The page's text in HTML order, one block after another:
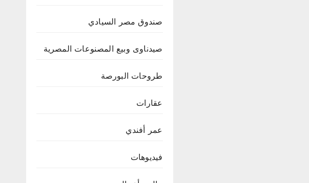
صندوق مصر السيادي
صيدناوى وبيع المصنوعات المصرية
طروحات البورصة
عقارات
عمر أفندي
فيديوهات